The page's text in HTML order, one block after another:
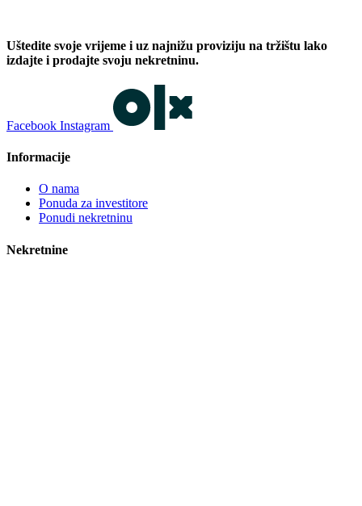
Uštedite svoje vrijeme i uz najnižu proviziju na tržištu lako
izdajte i prodajte svoju nekretninu.
Facebook Instagram
Informacije
O nama
Ponuda za investitore
Ponudi nekretninu
Nekretnine